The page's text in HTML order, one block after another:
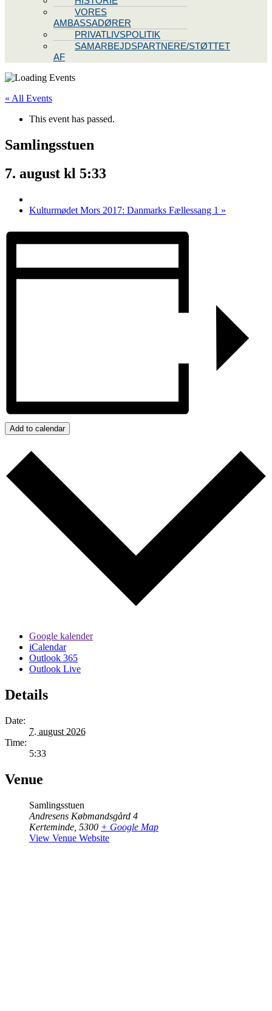
VORES
AMBASSADØRER
PRIVATLIVSPOLITIK
SAMARBEJDSPARTNERE/STØTTET
AF
« All Events
This event has passed.
Samlingsstuen
7. august kl 5:33
Kulturmødet Mors 2017: Danmarks Fællessang 1 »
Add to calendar
Google kalender
iCalendar
Outlook 365
Outlook Live
Details
Date:
7. august 2026
Time:
5:33
Venue
Samlingsstuen
Andresens Købmandsgård 4
Kerteminde 5300 + Google Map
View Venue Website